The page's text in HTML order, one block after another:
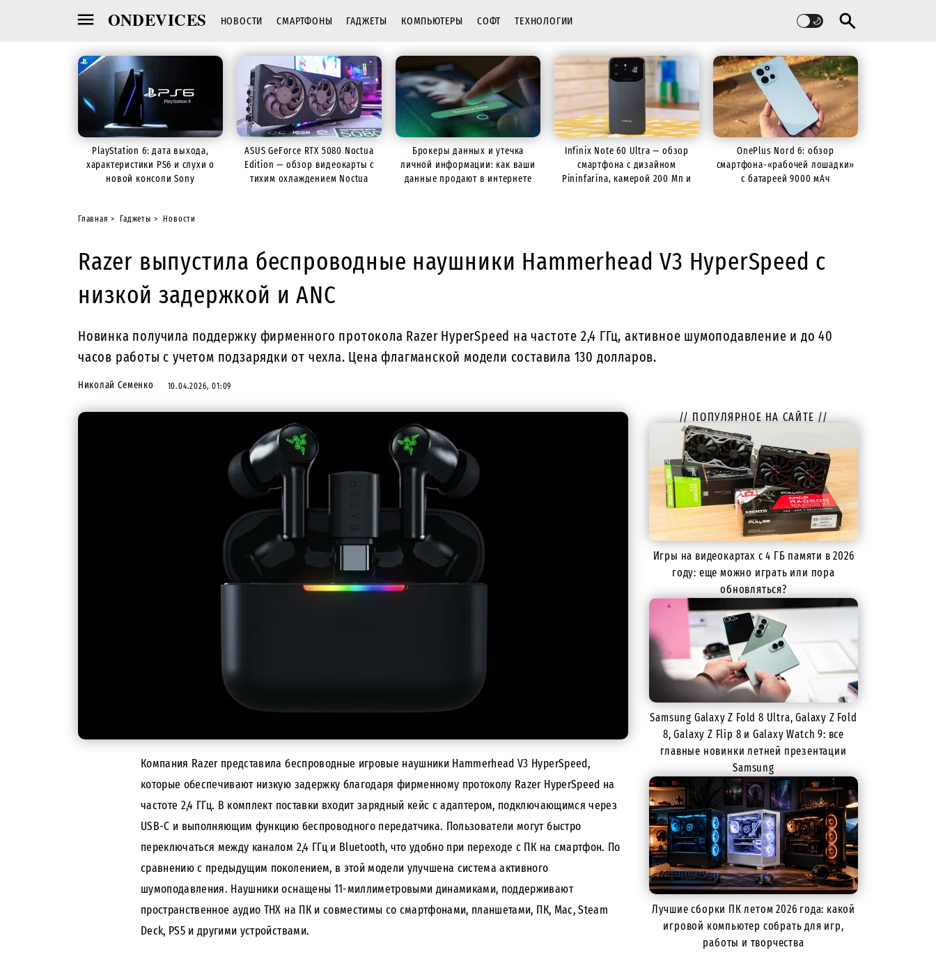
ONDEVICES НОВОСТИ СМАРТФОНЫ ГАДЖЕТЫ КОМПЬЮТЕРЫ СОФТ ТЕХНОЛОГИИ
PlayStation 6: дата выхода,
характеристики PS6 и слухи о
новой консоли Sony
ASUS GeForce RTX 5080 Noctua
Edition — обзор видеокарты с
тихим охлаждением Noctua
Брокеры данных и утечка
личной информации: как ваши
данные продают в интернете
Infinix Note 60 Ultra — обзор
смартфона с дизайном
Pininfarina, камерой 200 Мп и
OnePlus Nord 6: обзор
смартфона-«рабочей лошадки»
с батареей 9000 мАч
Главная Гаджеты Новости
Razer выпустила беспроводные наушники Hammerhead V3 HyperSpeed с
низкой задержкой и ANC
Новинка получила поддержку фирменного протокола Razer HyperSpeed на частоте 2,4 ГГц, активное шумоподавление и до 40
часов работы с учетом подзарядки от чехла. Цена флагманской модели составила 130 долларов.
Николай Семенко 10.04.2026, 01:09
Компания Razer представила беспроводные игровые наушники Hammerhead V3 HyperSpeed,
которые обеспечивают низкую задержку благодаря фирменному протоколу Razer HyperSpeed на
частоте 2,4 ГГц. В комплект поставки входит зарядный кейс с адаптером, подключающимся через
USB-C и выполняющим функцию беспроводного передатчика. Пользователи могут быстро
переключаться между каналом 2,4 ГГц и Bluetooth, что удобно при переходе с ПК на смартфон. По
сравнению с предыдущим поколением, в этой модели улучшена система активного
шумоподавления. Наушники оснащены 11-миллиметровыми динамиками, поддерживают
пространственное аудио THX на ПК и совместимы со смартфонами, планшетами, ПК, Mac, Steam
Deck, PS5 и другими устройствами.
// ПОПУЛЯРНОЕ НА САЙТЕ //
Игры на видеокартах с 4 ГБ памяти в 2026
году: еще можно играть или пора
обновляться?
Samsung Galaxy Z Fold 8 Ultra, Galaxy Z Fold
8, Galaxy Z Flip 8 и Galaxy Watch 9: все
главные новинки летней презентации
Samsung
Лучшие сборки ПК летом 2026 года: какой
игровой компьютер собрать для игр,
работы и творчества